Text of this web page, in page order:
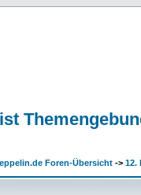
Foren-Übersicht -> 12.